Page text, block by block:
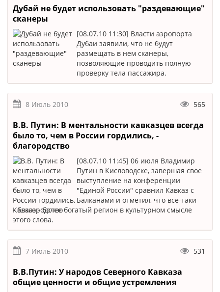
Дубай не будет использовать "раздевающие"
сканеры
[08.07.10 11:30] Власти аэропорта
Дубаи заявили, что не будут
размещать в нем сканеры,
позволяющие проводить полную
проверку тела пассажира.
8 Июль 2010 565
В.В. Путин: В ментальности кавказцев всегда
было то, чем в России гордились, -
благородство
[08.07.10 11:45] 06 июля Владимир
Путин в Кисловодске, завершая свое
выступление на конференции
"Единой России" сравнил Кавказ с
Балканами и отметил, что все-таки
Кавказ - более богатый регион в культурном смысле
этого слова.
7 Июль 2010 531
В.В.Путин: У народов Северного Кавказа
общие ценности и общие устремления